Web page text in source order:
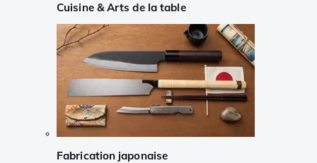
Cuisine & Arts de la table
Fabrication japonaise